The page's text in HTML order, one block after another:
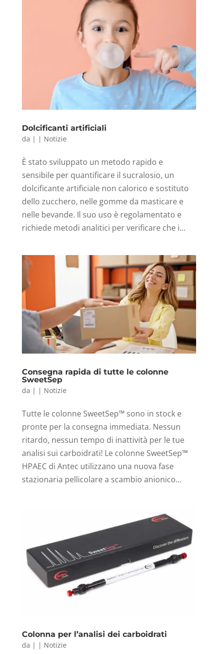
Dolcificanti artificiali
da | | Notizie
È stato sviluppato un metodo rapido e
sensibile per quantificare il sucralosio, un
dolcificante artificiale non calorico e sostituto
dello zucchero, nelle gomme da masticare e
nelle bevande. Il suo uso è regolamentato e
richiede metodi analitici per verificare che i...
Consegna rapida di tutte le colonne
SweetSep
da | | Notizie
Tutte le colonne SweetSep™ sono in stock e
pronte per la consegna immediata. Nessun
ritardo, nessun tempo di inattività per le tue
analisi sui carboidrati! Le colonne SweetSep™
HPAEC di Antec utilizzano una nuova fase
stazionaria pellicolare a scambio anionico...
Colonna per l’analisi dei carboidrati
da | | Notizie